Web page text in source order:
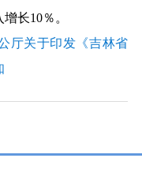
长10％。
厅关于印发《吉林省